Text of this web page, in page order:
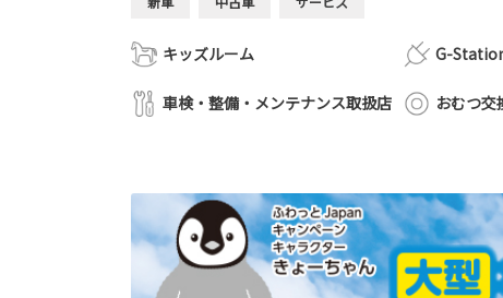
キッズルーム G-
車検・整備・メンテナンス取扱店 おむつ交